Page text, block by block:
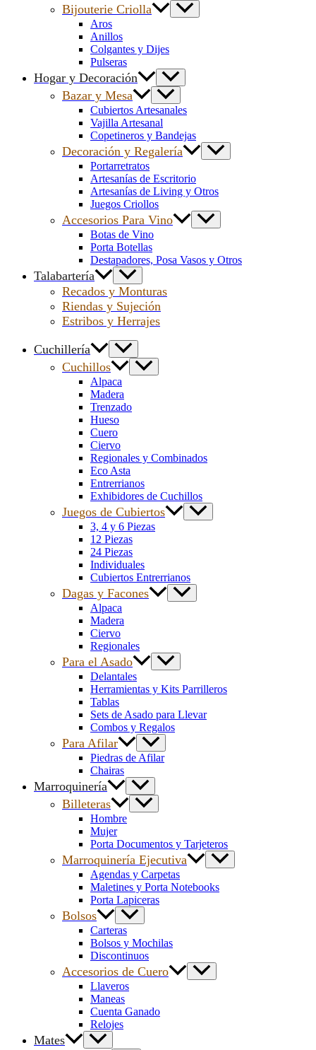
Bijouterie Criolla
Aros
Anillos
Colgantes y Dijes
Pulseras
Hogar y Decoración
Bazar y Mesa
Cubiertos Artesanales
Vajilla Artesanal
Copetineros y Bandejas
Decoración y Regalería
Portarretratos
Artesanías de Escritorio
Artesanías de Living y Otros
Juegos Criollos
Accesorios Para Vino
Botas de Vino
Porta Botellas
Destapadores, Posa Vasos y Otros
Talabartería
Recados y Monturas
Riendas y Sujeción
Estribos y Herrajes
Cuchillería
Cuchillos
Alpaca
Madera
Trenzado
Hueso
Cuero
Ciervo
Regionales y Combinados
Eco Asta
Entrerrianos
Exhibidores de Cuchillos
Juegos de Cubiertos
3, 4 y 6 Piezas
12 Piezas
24 Piezas
Individuales
Cubiertos Entrerrianos
Dagas y Facones
Alpaca
Madera
Ciervo
Regionales
Para el Asado
Delantales
Herramientas y Kits Parrilleros
Tablas
Sets de Asado para Llevar
Combos y Regalos
Para Afilar
Piedras de Afilar
Chairas
Marroquinería
Billeteras
Hombre
Mujer
Porta Documentos y Tarjeteros
Marroquinería Ejecutiva
Agendas y Carpetas
Maletines y Porta Notebooks
Porta Lapiceras
Bolsos
Carteras
Bolsos y Mochilas
Discontinuos
Accesorios de Cuero
Llaveros
Maneas
Cuenta Ganado
Relojes
Mates